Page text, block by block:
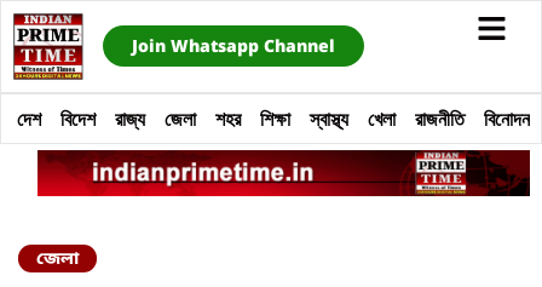
Join Whatsapp Channel
দেশ বিদেশ রাজ্য জেলা শহর শিক্ষা স্বাস্থ্য খেলা রাজনীতি বিনোদন
জেলা